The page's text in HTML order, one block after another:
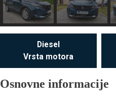
Diesel
Vrsta motora
Osnovne informacije